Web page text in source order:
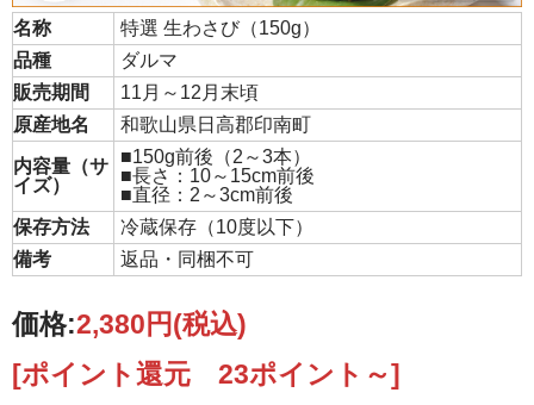
名称
特選 生わさび（150g）
品種
ダルマ
販売期間
11月～12月末頃
原産地名
和歌山県日高郡印南町
内容量（サ
イズ）
■150g前後（2～3本）
■長さ：10～15cm前後
■直径：2～3cm前後
保存方法
冷蔵保存（10度以下）
備考
返品・同梱不可
価格:2,380円(税込)
[ポイント還元 23ポイント～]